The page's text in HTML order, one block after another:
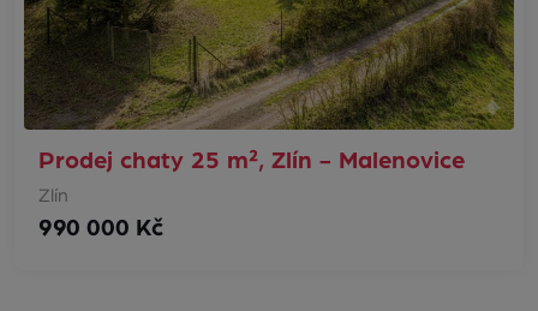
Prodej chaty 25 m², Zlín - Malenovice
Zlín
990 000 Kč